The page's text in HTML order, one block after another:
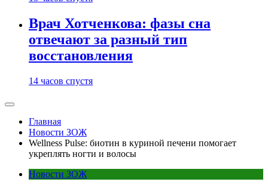
Врач Хотченкова: фазы сна
отвечают за разный тип
восстановления
14 часов спустя
Главная
Новости ЗОЖ
Wellness Pulse: биотин в куриной печени помогает
укреплять ногти и волосы
Новости ЗОЖ